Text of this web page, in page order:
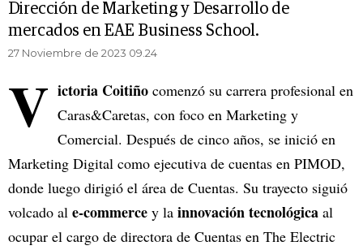
Dirección de Marketing y Desarrollo de
mercados en EAE Business School.
27 Noviembre de 2023 09.24
V ictoria Coitiño comenzó su carrera profesional en
Caras&Caretas, con foco en Marketing y
Comercial. Después de cinco años, se inició en
Marketing Digital como ejecutiva de cuentas en PIMOD,
donde luego dirigió el área de Cuentas. Su trayecto siguió
volcado al e-commerce y la innovación tecnológica al
ocupar el cargo de directora de Cuentas en The Electric